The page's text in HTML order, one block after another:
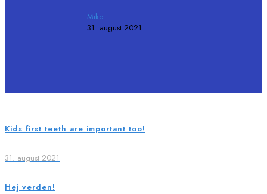
Mike
31. august 2021
Kids first teeth are important too!
31. august 2021
Hej verden!